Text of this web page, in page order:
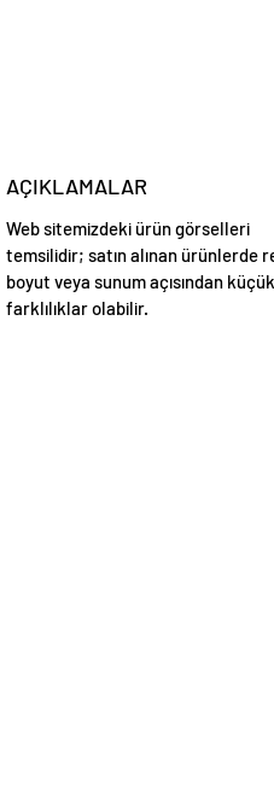
AÇIKLAMALAR
Web sitemizdeki ürün görselleri
temsilidir; satın alınan ürünlerde
boyut veya sunum açısından küçük
farklılıklar olabilir.